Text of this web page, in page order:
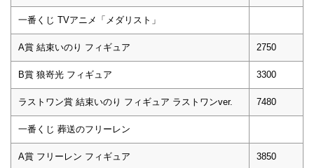
一番くじ TVアニメ「メダリスト」
A賞 結束いのり フィギュア 2750
B賞 狼嵜光 フィギュア 3300
ラストワン賞 結束いのり フィギュア ラストワンver. 7480
一番くじ 葬送のフリーレン
A賞 フリーレン フィギュア 3850